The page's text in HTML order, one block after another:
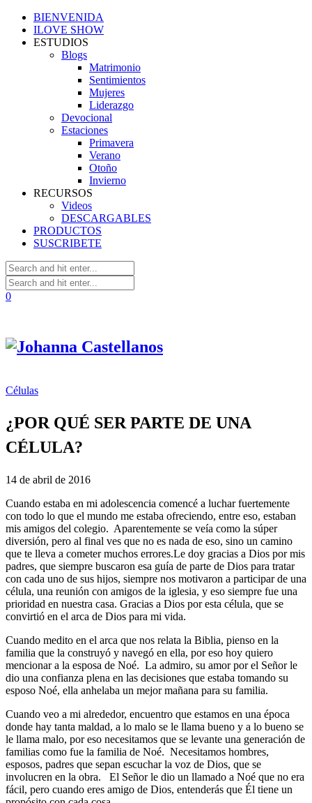
BIENVENIDA
ILOVE SHOW
ESTUDIOS
Blogs
Matrimonio
Sentimientos
Mujeres
Liderazgo
Devocional
Estaciones
Primavera
Verano
Otoño
Invierno
RECURSOS
Videos
DESCARGABLES
PRODUCTOS
SUSCRIBETE
0
Células
¿POR QUÉ SER PARTE DE UNA
CÉLULA?
14 de abril de 2016
Cuando estaba en mi adolescencia comencé a luchar fuertemente
con todo lo que el mundo me estaba ofreciendo, entre eso, estaban
mis amigos del colegio. Aparentemente se veía como la súper
diversión, pero al final ves que no es nada de eso, sino un camino
que te lleva a cometer muchos errores.Le doy gracias a Dios por mis
padres, que siempre buscaron esa guía de parte de Dios para tratar
con cada uno de sus hijos, siempre nos motivaron a participar de una
célula, una reunión con amigos de la iglesia, y eso siempre fue una
prioridad en nuestra casa. Gracias a Dios por esta célula, que se
convirtió en el arca de Dios para mi vida.
Cuando medito en el arca que nos relata la Biblia, pienso en la
familia que la construyó y navegó en ella, por eso hoy quiero
mencionar a la esposa de Noé. La admiro, su amor por el Señor le
dio una confianza plena en las decisiones que estaba tomando su
esposo Noé, ella anhelaba un mejor mañana para su familia.
Cuando veo a mi alrededor, encuentro que estamos en una época
donde hay tanta maldad, a lo malo se le llama bueno y a lo bueno se
le llama malo, por eso necesitamos que se levante una generación de
familias como fue la familia de Noé. Necesitamos hombres,
esposos, padres que sepan escuchar la voz de Dios, que se
involucren en la obra. El Señor le dio un llamado a Noé que no era
fácil, pero cuando eres amigo de Dios, entenderás que Él tiene un